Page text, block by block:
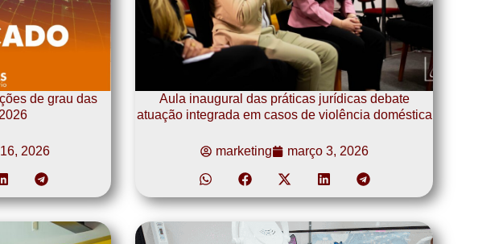
de grau das
2026
Aula inaugural das práticas jurídicas debate
atuação integrada em casos de violência doméstica
marketing março 3, 2026